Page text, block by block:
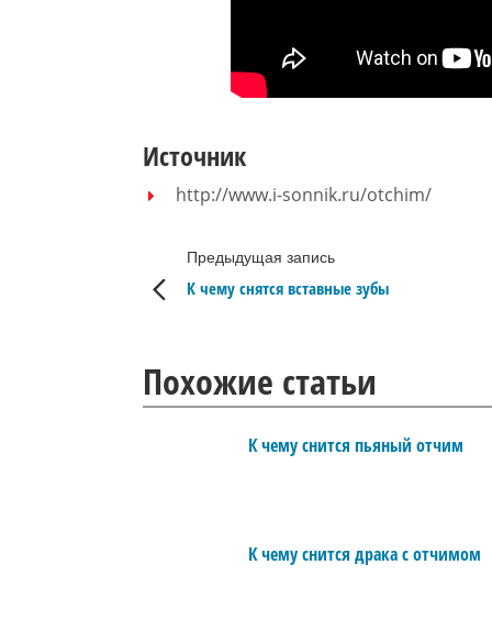
Источник
http://www.i-sonnik.ru/otchim/
Предыдущая запись
К чему снятся вставные зубы
Похожие статьи
К чему снится пьяный отчим
К чему снится драка с отчимом